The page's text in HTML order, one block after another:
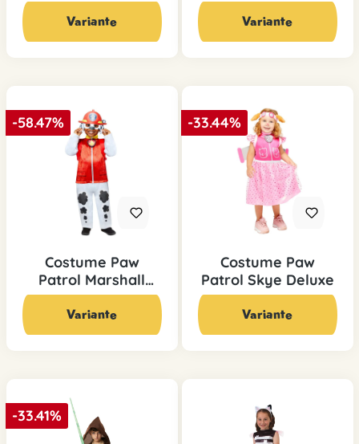
19,90 CHF* 29,90 CHF*
Variante
39,95 CHF* 59,95 CHF*
Variante
-58.47%
Costume Paw
Patrol Marshall
Deluxe
24,90 CHF* 59,95 CHF*
Variante
-33.44%
Costume Paw
Patrol Skye Deluxe
19,90 CHF* 29,90 CHF*
Variante
-33.41%